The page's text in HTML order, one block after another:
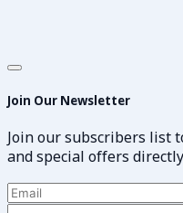
Join Our Newsletter
Join our subscribers list
and special offers